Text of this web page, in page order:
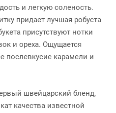
и легкую соленость.
придает лучшая робуста
присутствуют нотки
и ореха. Ощущается
послевкусие карамели и
швейцарский бленд,
качества известной